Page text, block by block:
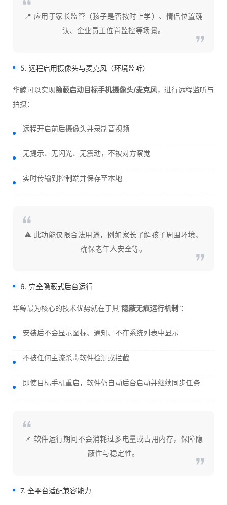
📍 应用于家长监管（孩子是否按时上学）、情侣位置确
认、企业员工位置监控等场景。
5. 远程启用摄像头与麦克风（环境监听）
华鲸可以实现隐蔽启动目标手机摄像头/麦克风，进行远程监听与
拍摄：
远程开启前后摄像头并录制音视频
无提示、无闪光、无震动，不被对方察觉
实时传输到控制端并保存至本地
⚠️ 此功能仅限合法用途，例如家长了解孩子周围环境、
确保老年人安全等。
6. 完全隐蔽式后台运行
华鲸最为核心的技术优势就在于其“隐蔽无痕运行机制”：
安装后不会显示图标、通知、不在系统列表中显示
不被任何主流杀毒软件检测或拦截
即使目标手机重启，软件仍自动后台启动并继续同步任务
📌 软件运行期间不会消耗过多电量或占用内存，保障隐
蔽性与稳定性。
7. 全平台适配兼容能力